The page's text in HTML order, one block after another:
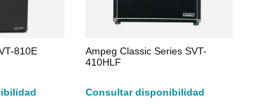
810E
Ampeg Classic Series SVT-
410HLF
Consultar disponibilidad